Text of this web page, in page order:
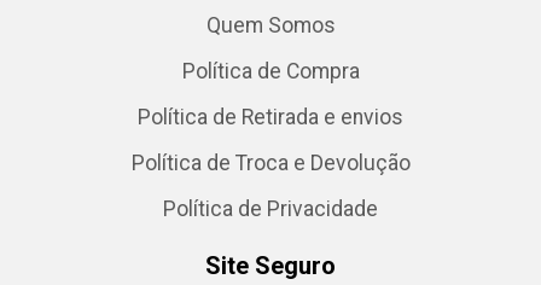
Quem Somos
Política de Compra
Política de Retirada e envios
Política de Troca e Devolução
Política de Privacidade
Site Seguro